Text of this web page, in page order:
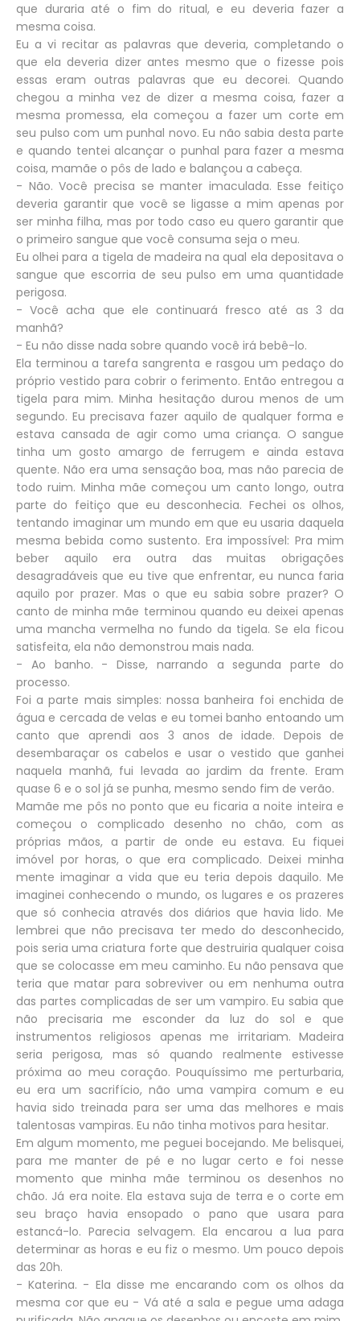
que duraria até o fim do ritual, e eu deveria fazer a
mesma coisa.
Eu a vi recitar as palavras que deveria, completando o
que ela deveria dizer antes mesmo que o fizesse pois
essas eram outras palavras que eu decorei. Quando
chegou a minha vez de dizer a mesma coisa, fazer a
mesma promessa, ela começou a fazer um corte em
seu pulso com um punhal novo. Eu não sabia desta parte
e quando tentei alcançar o punhal para fazer a mesma
coisa, mamãe o pôs de lado e balançou a cabeça.
- Não. Você precisa se manter imaculada. Esse feitiço
deveria garantir que você se ligasse a mim apenas por
ser minha filha, mas por todo caso eu quero garantir que
o primeiro sangue que você consuma seja o meu.
Eu olhei para a tigela de madeira na qual ela depositava o
sangue que escorria de seu pulso em uma quantidade
perigosa.
- Você acha que ele continuará fresco até as 3 da
manhã?
- Eu não disse nada sobre quando você irá bebê-lo.
Ela terminou a tarefa sangrenta e rasgou um pedaço do
próprio vestido para cobrir o ferimento. Então entregou a
tigela para mim. Minha hesitação durou menos de um
segundo. Eu precisava fazer aquilo de qualquer forma e
estava cansada de agir como uma criança. O sangue
tinha um gosto amargo de ferrugem e ainda estava
quente. Não era uma sensação boa, mas não parecia de
todo ruim. Minha mãe começou um canto longo, outra
parte do feitiço que eu desconhecia. Fechei os olhos,
tentando imaginar um mundo em que eu usaria daquela
mesma bebida como sustento. Era impossível: Pra mim
beber aquilo era outra das muitas obrigações
desagradáveis que eu tive que enfrentar, eu nunca faria
aquilo por prazer. Mas o que eu sabia sobre prazer? O
canto de minha mãe terminou quando eu deixei apenas
uma mancha vermelha no fundo da tigela. Se ela ficou
satisfeita, ela não demonstrou mais nada.
- Ao banho. - Disse, narrando a segunda parte do
processo.
Foi a parte mais simples: nossa banheira foi enchida de
água e cercada de velas e eu tomei banho entoando um
canto que aprendi aos 3 anos de idade. Depois de
desembaraçar os cabelos e usar o vestido que ganhei
naquela manhã, fui levada ao jardim da frente. Eram
quase 6 e o sol já se punha, mesmo sendo fim de verão.
Mamãe me pôs no ponto que eu ficaria a noite inteira e
começou o complicado desenho no chão, com as
próprias mãos, a partir de onde eu estava. Eu fiquei
imóvel por horas, o que era complicado. Deixei minha
mente imaginar a vida que eu teria depois daquilo. Me
imaginei conhecendo o mundo, os lugares e os prazeres
que só conhecia através dos diários que havia lido. Me
lembrei que não precisava ter medo do desconhecido,
pois seria uma criatura forte que destruiria qualquer coisa
que se colocasse em meu caminho. Eu não pensava que
teria que matar para sobreviver ou em nenhuma outra
das partes complicadas de ser um vampiro. Eu sabia que
não precisaria me esconder da luz do sol e que
instrumentos religiosos apenas me irritariam. Madeira
seria perigosa, mas só quando realmente estivesse
próxima ao meu coração. Pouquíssimo me perturbaria,
eu era um sacrifício, não uma vampira comum e eu
havia sido treinada para ser uma das melhores e mais
talentosas vampiras. Eu não tinha motivos para hesitar.
Em algum momento, me peguei bocejando. Me belisquei,
para me manter de pé e no lugar certo e foi nesse
momento que minha mãe terminou os desenhos no
chão. Já era noite. Ela estava suja de terra e o corte em
seu braço havia ensopado o pano que usara para
estancá-lo. Parecia selvagem. Ela encarou a lua para
determinar as horas e eu fiz o mesmo. Um pouco depois
das 20h.
- Katerina. - Ela disse me encarando com os olhos da
mesma cor que eu - Vá até a sala e pegue uma adaga